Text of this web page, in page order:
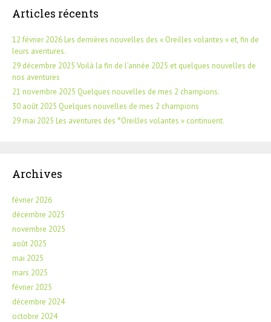
Articles récents
12 février 2026 Les dernières nouvelles des « Oreilles volantes » et, fin de
leurs aventures.
29 décembre 2025 Voilà la fin de l’année 2025 et quelques nouvelles de
nos aventures
21 novembre 2025 Quelques nouvelles de mes 2 champions.
30 août 2025 Quelques nouvelles de mes 2 champions
29 mai 2025 Les aventures des °Oreilles volantes » continuent.
Archives
février 2026
décembre 2025
novembre 2025
août 2025
mai 2025
mars 2025
février 2025
décembre 2024
octobre 2024